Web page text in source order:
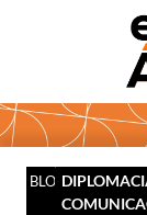
BLOG